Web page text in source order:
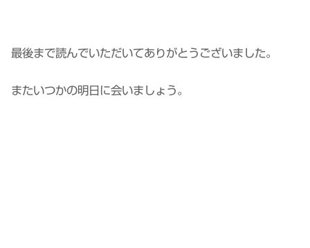
最後まで読んでいただいてありがとうございました。
またいつかの明日に会いましょう。